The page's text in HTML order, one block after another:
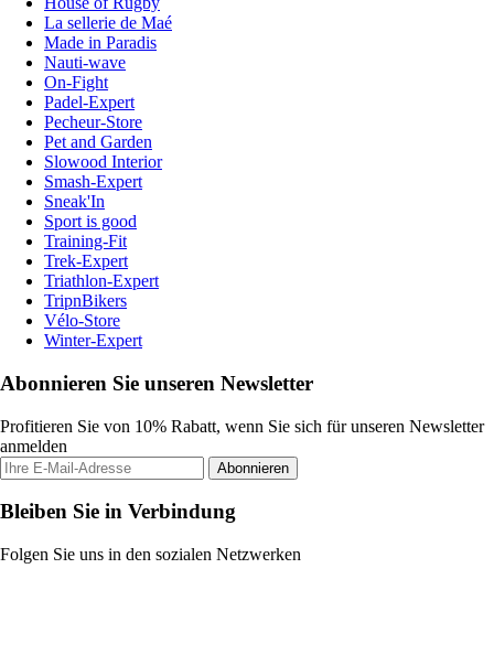
La sellerie de Maé
Made in Paradis
Nauti-wave
On-Fight
Padel-Expert
Pecheur-Store
Pet and Garden
Slowood Interior
Smash-Expert
Sneak'In
Sport is good
Training-Fit
Trek-Expert
Triathlon-Expert
TripnBikers
Vélo-Store
Winter-Expert
Abonnieren Sie unseren Newsletter
Profitieren Sie von 10% Rabatt, wenn Sie sich für unseren Newsletter
anmelden
Abonnieren
Bleiben Sie in Verbindung
Folgen Sie uns in den sozialen Netzwerken